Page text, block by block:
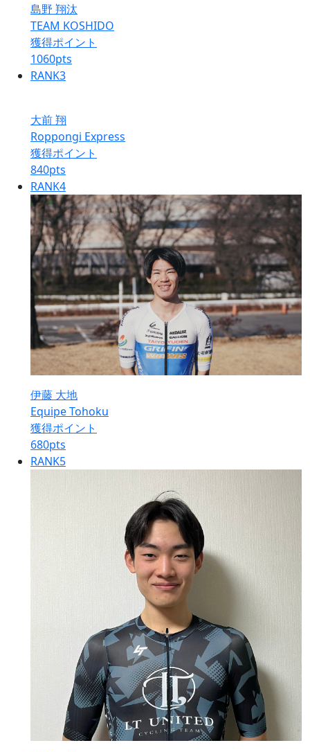
島野 翔汰
TEAM KOSHIDO
獲得ポイント
1060pts
RANK3
大前 翔
Roppongi Express
獲得ポイント
840pts
RANK4
伊藤 大地
Equipe Tohoku
獲得ポイント
680pts
RANK5